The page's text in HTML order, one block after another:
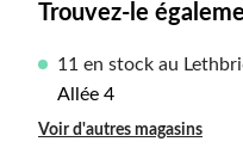
Trouvez-le
11 en stock au
Allée 4
Voir d'autres magasins